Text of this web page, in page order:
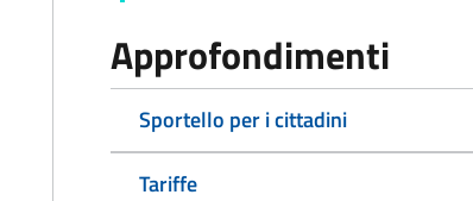
Approfondimenti
Sportello per i cittadini
Tariffe